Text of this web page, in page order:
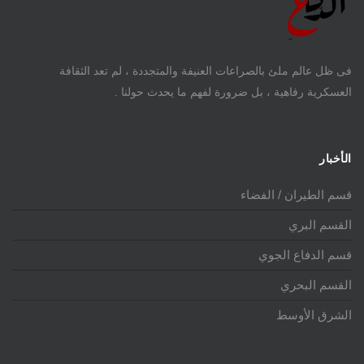
فى ظل عالم ملئ بالصراعات العنيفة والمتجددة ، لم تعد الثقافة
العسكرية رفاهية ، بل ضرورة لفهم ما يحدث حولنا .
الأخبار
قسم الطيران / الفضاء
القسم البري
قسم الدفاع الجوي
القسم البحري
الشرق الأوسط